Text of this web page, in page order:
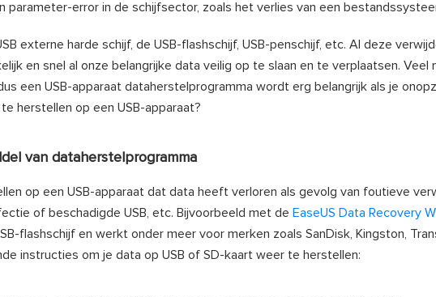
parameter-error in de schijfsector, zoals het verlies van een
externe harde schijf, de USB-flashschijf, USB-penschijf, etc. Al deze
en snel al onze belangrijke data veilig op te slaan en te verplaatsen. Veel
een USB-apparaat dataherstelprogramma wordt erg belangrijk als je
herstellen op een USB-apparaat?
van dataherstelprogramma
op een USB-apparaat dat data heeft verloren als gevolg van foutieve
of beschadigde USB, etc. Bijvoorbeeld met de EaseUS Data Recovery
flashschijf en werkt onder meer voor merken zoals SanDisk, Kingston,
instructies om je data op USB of SD-kaart weer te herstellen: